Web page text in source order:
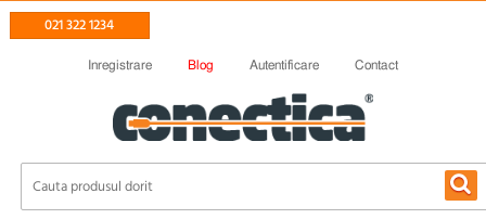
021 322 1234
Inregistrare Blog Autentificare Contact